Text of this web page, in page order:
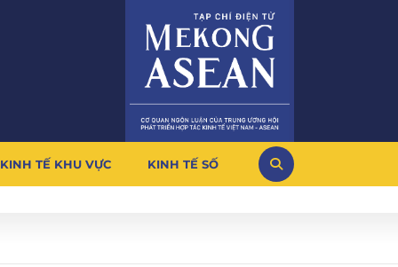
KINH TẾ KHU VỰC KINH TẾ SỐ